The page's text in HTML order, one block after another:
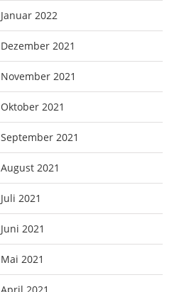
Januar 2022
Dezember 2021
November 2021
Oktober 2021
September 2021
August 2021
Juli 2021
Juni 2021
Mai 2021